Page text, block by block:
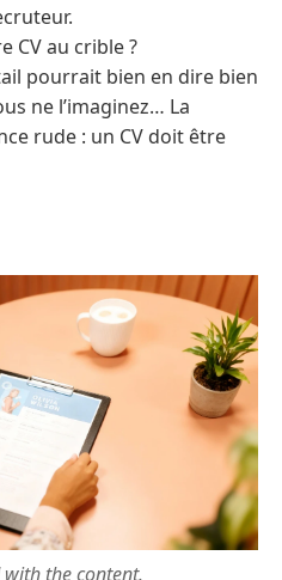
CV au crible ?
pourrait bien en dire bien
ne l’imaginez… La
rude : un CV doit être
the content.